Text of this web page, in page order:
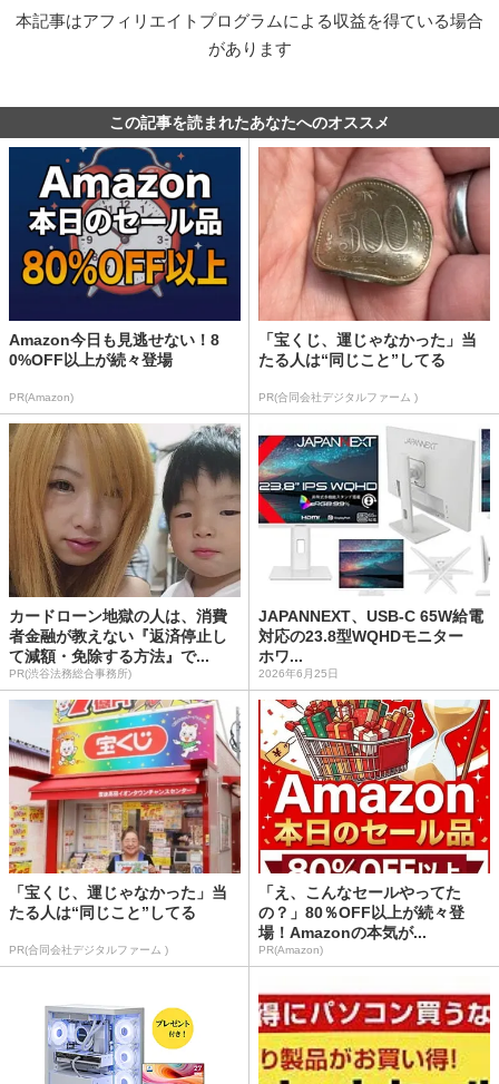
本記事はアフィリエイトプログラムによる収益を得ている場合
があります
この記事を読まれたあなたへのオススメ
Amazon今日も見逃せない！8
0%OFF以上が続々登場
PR(Amazon)
「宝くじ、運じゃなかった」当
たる人は“同じこと”してる
PR(合同会社デジタルファーム )
カードローン地獄の人は、消費
者金融が教えない『返済停止し
て減額・免除する方法』で...
PR(渋谷法務総合事務所)
JAPANNEXT、USB-C 65W給電
対応の23.8型WQHDモニター
ホワ...
2026年6月25日
「宝くじ、運じゃなかった」当
たる人は“同じこと”してる
PR(合同会社デジタルファーム )
「え、こんなセールやってた
の？」80％OFF以上が続々登
場！Amazonの本気が...
PR(Amazon)